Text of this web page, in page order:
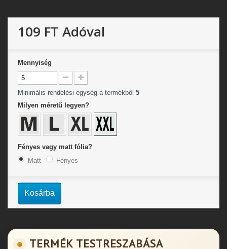
109 FT Adóval
Mennyiség
Minimális rendelési egység a termékből 5
Milyen méretű legyen?
Fényes vagy matt fólia?
Matt
Fényes
Kosárba
TERMÉK TESTRESZABÁSA